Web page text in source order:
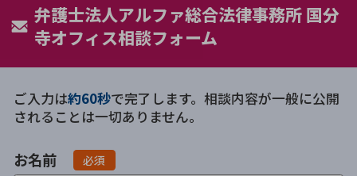
事務所 669
件
更新日 : 2026年07月31日
弁護士法人アルファ総合法律事務所 国分
寺オフィス相談フォーム
ご入力は約60秒で完了します。相談内容が一般に公開
されることは一切ありません。
お名前 必須